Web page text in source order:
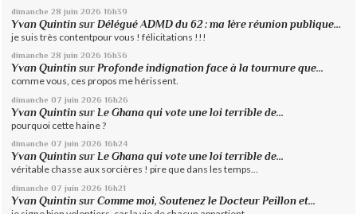
dimanche 28 juin 2026 16h39
Yvan Quintin surDélégué ADMD du 62 : ma 1ère réunion publique...
je suis très contentpour vous ! félicitations !!!
dimanche 28 juin 2026 16h36
Yvan Quintin surProfonde indignation face à la tournure que...
comme vous, ces propos me hérissent.
dimanche 07 juin 2026 16h26
Yvan Quintin sur Le Ghana qui vote une loi terrible de...
pourquoi cette haine ?
dimanche 07 juin 2026 16h24
Yvan Quintin surLe Ghana qui vote une loi terrible de...
véritable chasse aux sorcières ! pire que dans les temps...
dimanche 07 juin 2026 16h21
Yvan Quintin surComme moi, Soutenez le Docteur Peillon et...